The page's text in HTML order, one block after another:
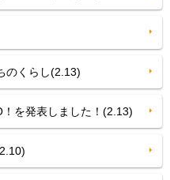
くらし(2.13)
を発表しました！(2.13)